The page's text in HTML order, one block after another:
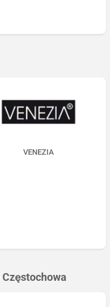
VENEZIA
Częstochowa